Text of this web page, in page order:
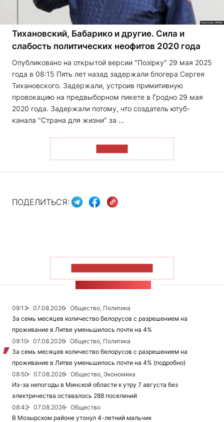
Тихановский, Бабарико и другие. Сила и
слабость политических неофитов 2020 года
Опубликовано на открытой версии "Позірку" 29 мая 2025
года в 08:15 Пять лет назад задержали блогера Сергея
Тихановского. Задержали, устроив примитивную
провокацию на предвыборном пикете в Гродно 29 мая
2020 года. Задержали потому, что создатель ютуб-
канала "Страна для жизни" за …
ПОДЕЛИТЬСЯ:
09:13 07.08.2026
Общество, Политика
За семь месяцев количество белорусов с разрешением на
проживание в Литве уменьшилось почти на 4%
09:10
07.08.2026
Общество, Политика
За семь месяцев количество белорусов с разрешением на
проживание в Литве уменьшилось почти на 4% (подробно)
08:50
07.08.2026
Общество, Экономика
Из-за непогоды в Минской области к утру 7 августа без
электричества оставалось 288 поселений
08:42
07.08.2026
Общество
В Мозырском районе утонул 4-летний мальчик